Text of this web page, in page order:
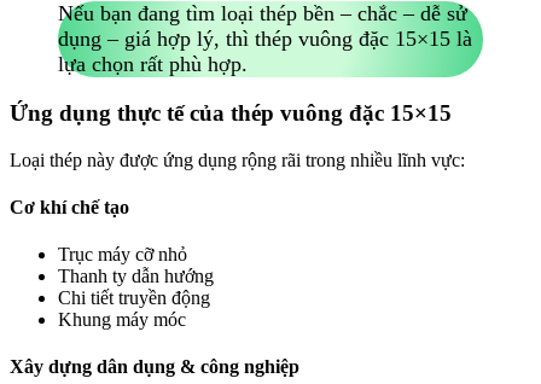
Nếu bạn đang tìm loại thép bền – chắc – dễ sử
dụng – giá hợp lý, thì thép vuông đặc 15×15 là
lựa chọn rất phù hợp.
Ứng dụng thực tế của thép vuông đặc 15×15
Loại thép này được ứng dụng rộng rãi trong nhiều lĩnh vực:
Cơ khí chế tạo
Trục máy cỡ nhỏ
Thanh ty dẫn hướng
Chi tiết truyền động
Khung máy móc
Xây dựng dân dụng & công nghiệp